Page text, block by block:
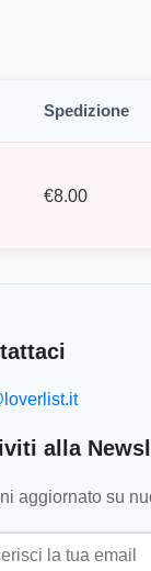
Spedizione
€8.00
alla
aggiornato su